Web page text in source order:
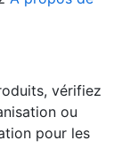
vérifiez
ou
pour les